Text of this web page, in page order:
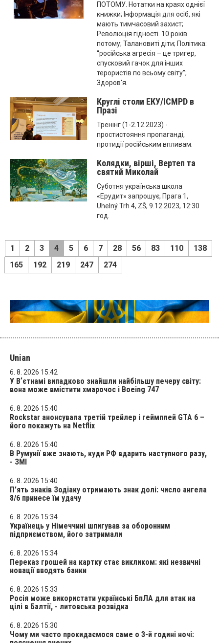
ПОТОМУ. Нотатки на краях однієї
книжки; Інформація для осіб, які
мають тимчасовий захист;
Революція гідності. 10 років
потому; Талановиті діти; Політика:
“російська агресія – це тригер,
спусковий гачок для інших
терористів по всьому світу”;
Здоров'я.
Круглі столи ЕКУ/ICMPD в
Празі
Тренінг (1-2.12.2023) -
простистояння пропаганді,
протидії російським впливам.
Колядки, вірші, Вертеп та
святий Миколай
Суботня українська школа
«Ерудит» запрошує, Прага 1,
Uhelný Trh 4, ZŠ, 9.12.2023, 12:30
год.
1 2 3 4 5 6 7 28 56 83 110
138
165
192 219 247 274
Unian
6. 8. 2026 15:42
У Вʼєтнамі випадково знайшли найбільшу печеру світу:
вона може вмістити хмарочос і Boeing 747
6. 8. 2026 15:40
Rockstar анонсувала третій трейлер і геймплей GTA 6 –
його покажуть на Netflix
6. 8. 2026 15:40
В Румунії вже знають, куди РФ вдарить наступного разу,
- ЗМІ
6. 8. 2026 15:40
П’ять знаків Зодіаку отримають знак долі: число ангела
8/6 принесе їм удачу
6. 8. 2026 15:34
Українець у Німеччині шпигував за оборонним
підприємством, його затримали
6. 8. 2026 15:34
Переказ грошей на картку стає викликом: які незвичні
новації вводять банки
6. 8. 2026 15:33
Росія може використати українські БпЛА для атак на
цілі в Балтії, - литовська розвідка
6. 8. 2026 15:30
Чому ми часто прокидаємося саме о 3-й годині ночі: